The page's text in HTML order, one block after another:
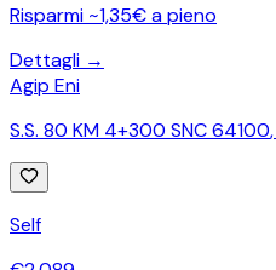
Risparmi ~1,35€ a pieno
Dettagli →
Agip Eni
S.S. 80 KM 4+300 SNC 64100,
Self